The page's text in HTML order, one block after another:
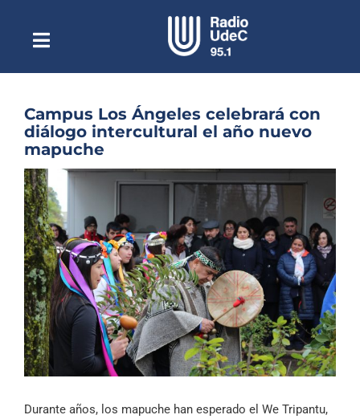
contenidoToggle
NavigationEscuchar Radio UdeC en vivo
Quiénes Somos
Programación
Podcast
Reportajes
Columnas
Música Clásica
Especiales
Archivo Sonoro
Campus Los Ángeles celebrará con
diálogo intercultural el año nuevo
mapuche
Ver
imagen
más
grande
Durante años, los mapuche han esperado el We Tripantu,